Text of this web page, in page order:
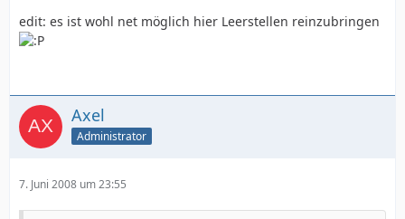
edit: es ist wohl net möglich hier Leerstellen reinzubringen
Axel
Administrator
7. Juni 2008 um 23:55